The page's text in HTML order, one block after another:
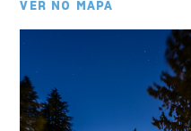
VER NO MAPA